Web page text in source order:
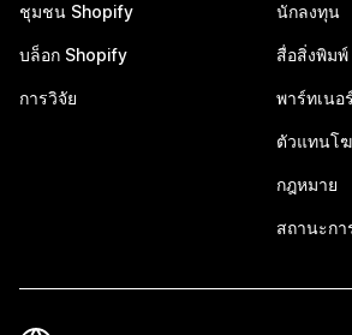
ชุมชน Shopify
บล็อก Shopify
การวิจัย
นักลงทุน
สื่อสิ่งพิมพ์
พาร์ทเนอร์
ตัวแทนโ
กฎหมาย
สถานะกา